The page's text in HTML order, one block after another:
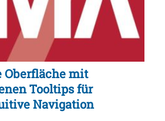
mit
Tooltips für
Navigation